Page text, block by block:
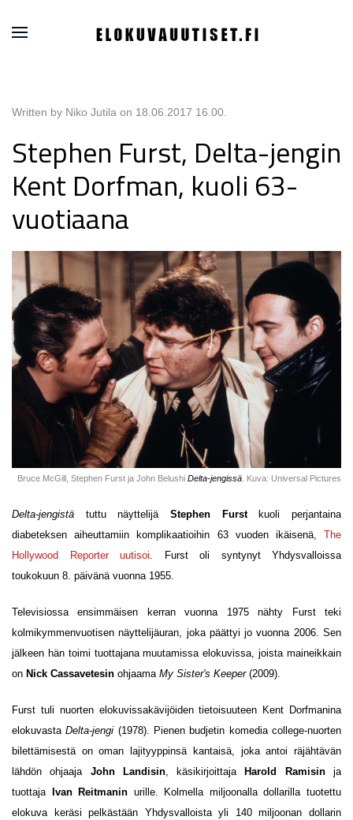
Written by Niko Jutila on 18.06.2017 16.00
Stephen Furst, Delta-jengin
Kent Dorfman, kuoli 63-
vuotiaana
Bruce McGill, Stephen Furst ja John Belushi Delta-jengissä . Kuva: Universal Pictures
Delta-jengistä tuttu näyttelijäStephen Furst
kuoli perjantaina
diabeteksen aiheuttamiin komplikaatioihin 63 vuoden ikäisenä, The
Hollywood Reporter uutisoi. Furst oli syntynyt Yhdysvalloissa
toukokuun 8. päivänä vuonna 1955.
Televisiossa ensimmäisen kerran vuonna 1975 nähty Furst teki
kolmikymmenvuotisen näyttelijäuran, joka päättyi jo vuonna 2006. Sen
jälkeen hän toimi tuottajana muutamissa elokuvissa, joista maineikkain
on Nick Cassavetesin ohjaama My Sister's Keeper (2009).
Furst tuli nuorten elokuvissakävijöiden tietoisuuteen Kent Dorfmanina
elokuvastaDelta-jengi (1978). Pienen budjetin komedia college-nuorten
bilettämisestä on oman lajityyppinsä kantaisä, joka antoi räjähtävän
lähdön ohjaajaJohn Landisin, käsikirjoittaja Harold Ramisinja
tuottaja
Ivan Reitmanin urille. Kolmella miljoonalla dollarilla tuotettu
elokuva keräsi pelkästään Yhdysvalloista yli 140 miljoonan dollarin